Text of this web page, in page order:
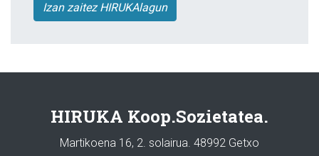
Izan zaitez HIRUKAlagun
HIRUKA Koop.Sozietatea.
Martikoena 16, 2. solairua. 48992 Getxo